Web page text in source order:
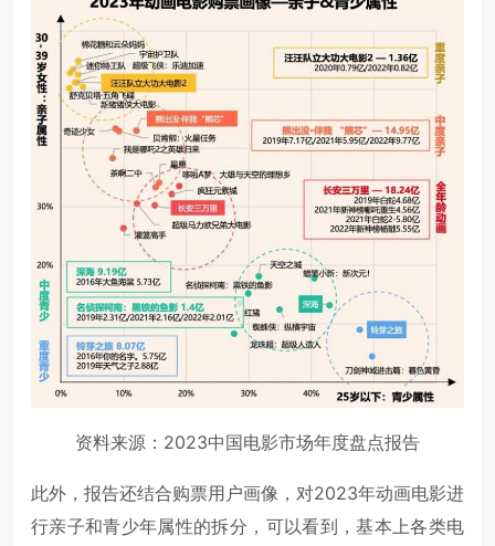
资料来源：2023中国电影市场年度盘点报告
此外，报告还结合购票用户画像，对2023年动画电影进
行亲子和青少年属性的拆分，可以看到，基本上各类电